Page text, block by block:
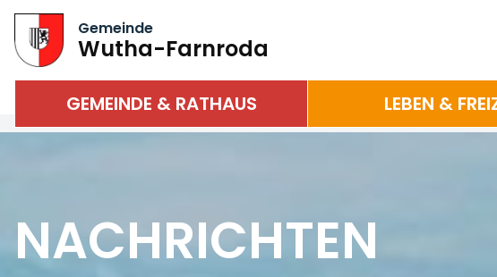
Gemeinde
Wutha-Farnroda
GEMEINDE & RATHAUS LEBEN &
NACHRICHTEN